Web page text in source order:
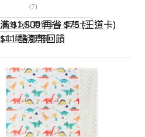
(7)
满 $1,500 再省 $75 (王道卡)
$11 酷澎幣回饋